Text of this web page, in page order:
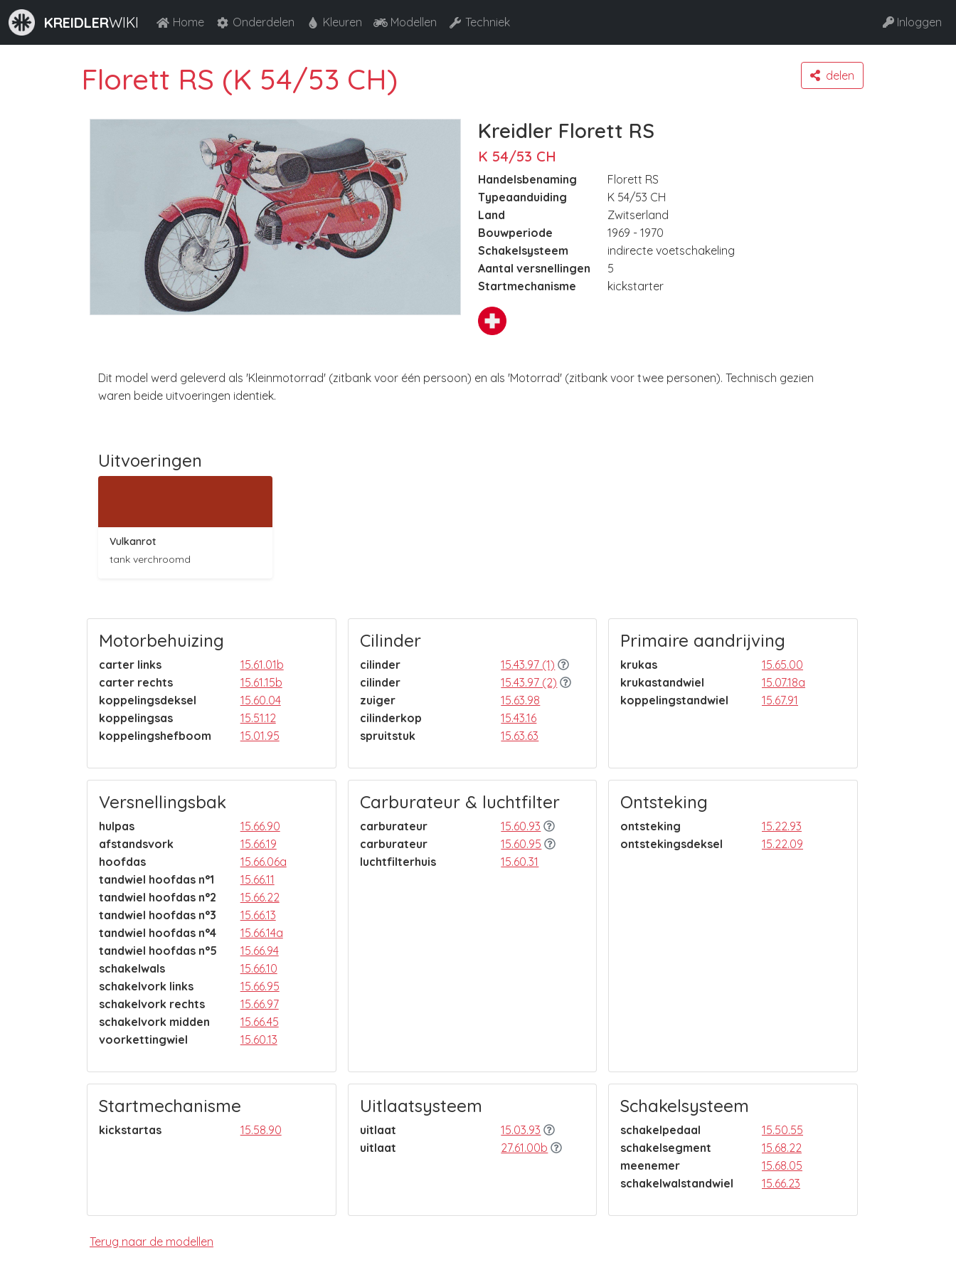
KREIDLERWIKI Home Onderdelen Kleuren Modellen Techniek Inloggen
Florett RS (K 54/53 CH) delen
Kreidler Florett RS
K 54/53 CH
Handelsbenaming
Florett RS
Typeaanduiding
K 54/53 CH
Land
Zwitserland
Bouwperiode
1969 - 1970
Schakelsysteem
indirecte voetschakeling
Aantal versnellingen
5
Startmechanisme
kickstarter
Dit model werd geleverd als 'Kleinmotorrad' (zitbank voor één persoon) en als 'Motorrad' (zitbank voor twee personen). Technisch gezien
waren beide uitvoeringen identiek.
Uitvoeringen
Vulkanrot
tank verchroomd
Motorbehuizing
carter links
15.61.01b
carter rechts
15.61.15b
koppelingsdeksel
15.60.04
koppelingsas
15.51.12
koppelingshefboom
15.01.95
Cilinder
cilinder
15.43.97 (1)
cilinder
15.43.97 (2)
zuiger
15.63.98
cilinderkop
15.43.16
spruitstuk
15.63.63
Primaire aandrijving
krukas
15.65.00
krukastandwiel
15.07.18a
koppelingstandwiel
15.67.91
Versnellingsbak
hulpas
15.66.90
afstandsvork
15.66.19
hoofdas
15.66.06a
tandwiel hoofdas n°1
15.66.11
tandwiel hoofdas n°2
15.66.22
tandwiel hoofdas n°3
15.66.13
tandwiel hoofdas n°4
15.66.14a
tandwiel hoofdas n°5
15.66.94
schakelwals
15.66.10
schakelvork links
15.66.95
schakelvork rechts
15.66.97
schakelvork midden
15.66.45
voorkettingwiel
15.60.13
Carburateur & luchtfilter
carburateur
15.60.93
carburateur
15.60.95
luchtfilterhuis
15.60.31
Ontsteking
ontsteking
15.22.93
ontstekingsdeksel
15.22.09
Startmechanisme
kickstartas 15.58.90
Uitlaatsysteem
uitlaat
15.03.93
uitlaat
27.61.00b
Schakelsysteem
schakelpedaal
15.50.55
schakelsegment
15.68.22
meenemer
15.68.05
schakelwalstandwiel
15.66.23
Terug naar de modellen